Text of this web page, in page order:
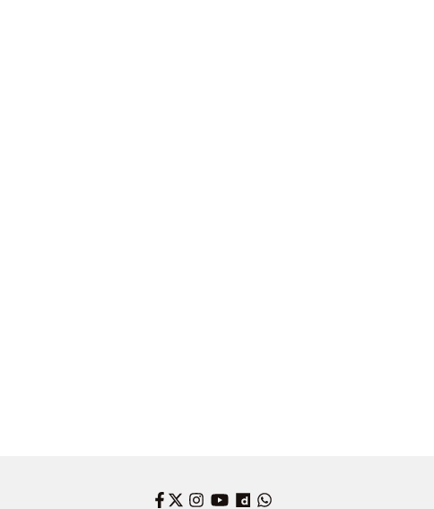
Facebook
Twitter
Instagram
YouTube
Dailymotion